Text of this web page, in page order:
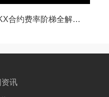
OKX合约费率阶梯全解析，如何优化交易成本与杠杆策略
资讯